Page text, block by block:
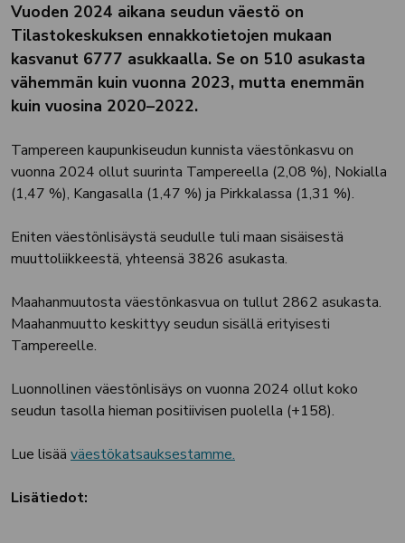
Vuoden 2024 aikana seudun väestö on
Tilastokeskuksen ennakkotietojen mukaan
kasvanut 6777 asukkaalla. Se on 510 asukasta
vähemmän kuin vuonna 2023, mutta enemmän
kuin vuosina 2020–2022.
Tampereen kaupunkiseudun kunnista väestönkasvu on
vuonna 2024 ollut suurinta Tampereella (2,08 %), Nokialla
(1,47 %), Kangasalla (1,47 %) ja Pirkkalassa (1,31 %).
Eniten väestönlisäystä seudulle tuli maan sisäisestä
muuttoliikkeestä, yhteensä 3826 asukasta.
Maahanmuutosta väestönkasvua on tullut 2862 asukasta.
Maahanmuutto keskittyy seudun sisällä erityisesti
Tampereelle.
Luonnollinen väestönlisäys on vuonna 2024 ollut koko
seudun tasolla hieman positiivisen puolella (+158).
Lue lisää väestökatsauksestamme.
Lisätiedot: